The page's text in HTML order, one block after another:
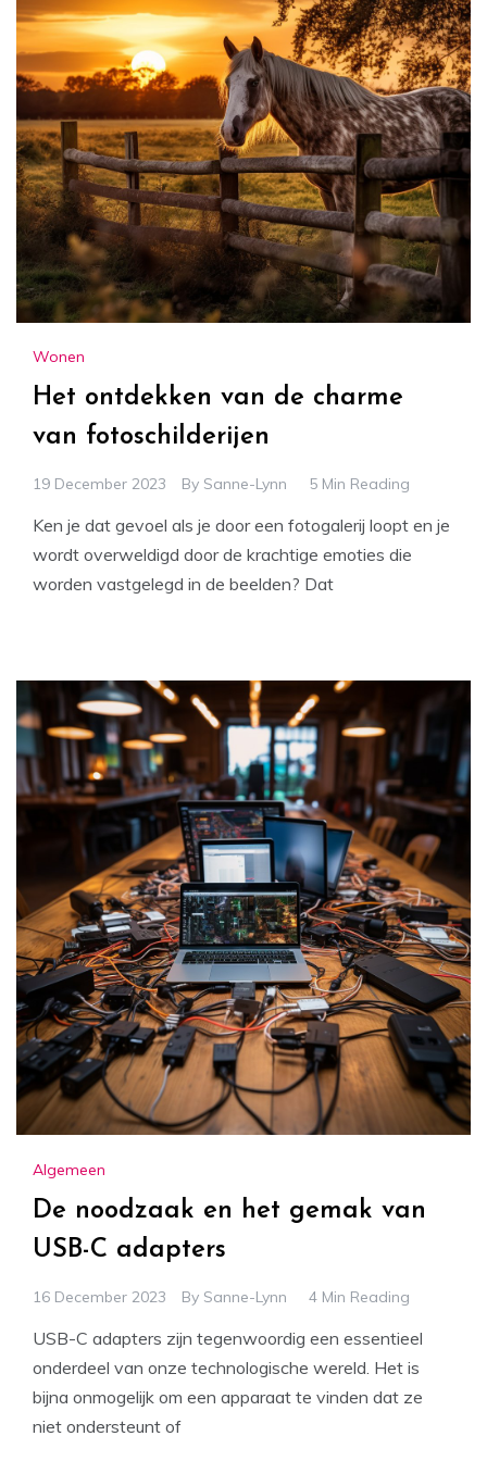
Wonen
Het ontdekken van de charme
van fotoschilderijen
19 December 2023 By Sanne-Lynn 5 Min Reading
Ken je dat gevoel als je door een fotogalerij loopt en je
wordt overweldigd door de krachtige emoties die
worden vastgelegd in de beelden? Dat
Algemeen
De noodzaak en het gemak van
USB-C adapters
16 December 2023 By Sanne-Lynn 4 Min Reading
USB-C adapters zijn tegenwoordig een essentieel
onderdeel van onze technologische wereld. Het is
bijna onmogelijk om een apparaat te vinden dat ze
niet ondersteunt of